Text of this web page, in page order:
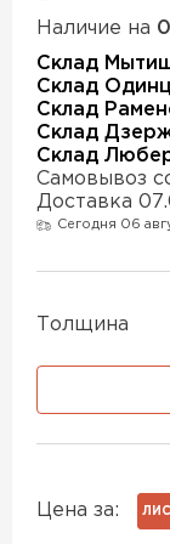
Наличие на
Склад
Склад
Склад
Склад
Склад
Самовывоз
Доставка
Сегодня 06
Толщина
Цена за: